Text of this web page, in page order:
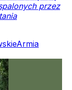
przez
Armia